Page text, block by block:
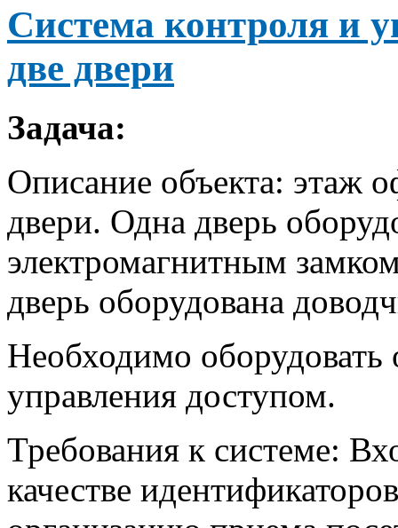
Система контроля и
две двери
Задача:
Описание объекта: этаж
двери. Одна дверь
электромагнитным
дверь оборудована
Необходимо оборудовать
управления доступом.
Требования к системе:
качестве